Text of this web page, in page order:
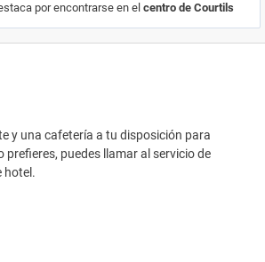
por encontrarse en el centro de Courtils
y una cafetería a tu disposición para
prefieres, puedes llamar al servicio de
hotel.